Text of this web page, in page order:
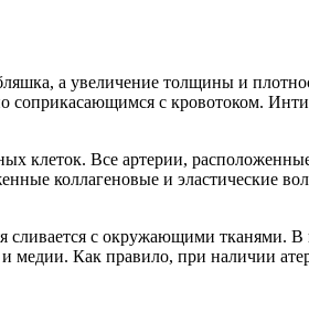
а увеличение толщины и
с кровотоком.
клеток. Все артерии,
коллагеновые и эластические
сливается с окружающими тканями.
медии. Как правило, при наличии